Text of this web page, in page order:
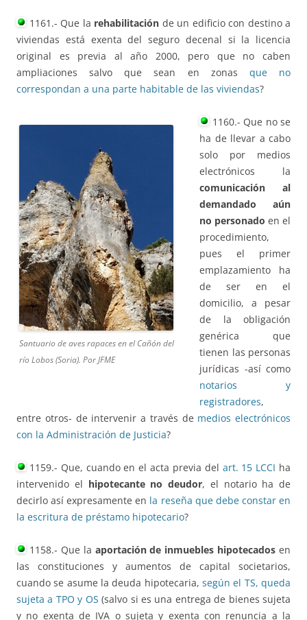
1161.- Que la rehabilitación de un edificio con destino a
viviendas está exenta del seguro decenal si la licencia
original es previa al año 2000, pero que no caben
ampliaciones salvo que sean en zonas que no
correspondan a una parte habitable de las viviendas?
Santuario de aves rapaces en el Cañón del
río Lobos (Soria). Por JFME
1160.- Que no se
ha de llevar a cabo
solo por medios
electrónicos la
comunicación al
demandado aún
no personado en el
procedimiento,
pues el primer
emplazamiento ha
de ser en el
domicilio, a pesar
de la obligación
genérica que
tienen las personas
jurídicas -así como
notarios y
registradores,
entre otros- de intervenir a través de medios electrónicos
con la Administración de Justicia?
1159.- Que, cuando en el acta previa del art. 15 LCCI ha
intervenido el hipotecante no deudor, el notario ha de
decirlo así expresamente en la reseña que debe constar en
la escritura de préstamo hipotecario?
1158.- Que la aportación de inmuebles hipotecados en
las constituciones y aumentos de capital societarios,
cuando se asume la deuda hipotecaria, según el TS, queda
sujeta a TPO y OS (salvo si es una entrega de bienes sujeta
y no exenta de IVA o sujeta y exenta con renuncia a la